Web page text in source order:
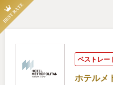
ベストレー
ホテルメ